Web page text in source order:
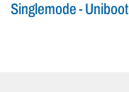
Singlemode - Uniboot